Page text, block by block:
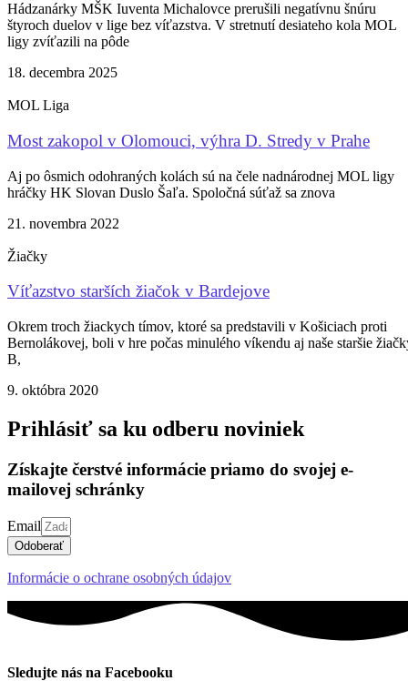
Hádzanárky MŠK Iuventa Michalovce prerušili negatívnu šnúru
štyroch duelov v lige bez víťazstva. V stretnutí desiateho kola MOL
ligy zvíťazili na pôde
18. decembra 2025
MOL Liga
Most zakopol v Olomouci, výhra D. Stredy v Prahe
Aj po ôsmich odohraných kolách sú na čele nadnárodnej MOL ligy
hráčky HK Slovan Duslo Šaľa. Spoločná súťaž sa znova
21. novembra 2022
Žiačky
Víťazstvo starších žiačok v Bardejove
Okrem troch žiackych tímov, ktoré sa predstavili v Košiciach proti
Bernolákovej, boli v hre počas minulého víkendu aj naše staršie
B,
9. októbra 2020
Prihlásiť sa ku odberu noviniek
Získajte čerstvé informácie priamo do svojej e-
mailovej schránky
Email
Odoberať
Informácie o ochrane osobných údajov
Sledujte nás na Facebooku